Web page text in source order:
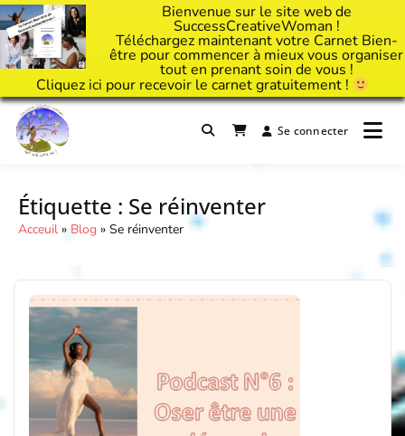
Bienvenue sur le site web de
SuccessCreativeWoman !
Téléchargez maintenant votre Carnet Bien-
être pour commencer à mieux vous organiser
tout en prenant soin de vous !
Cliquez ici pour recevoir le carnet gratuitement !
Passer
contenu
Il est temps d'ART'ivez votre vie !Se connecter
Étiquette : Se réinventer
Acceuil » Blog » Se réinventer